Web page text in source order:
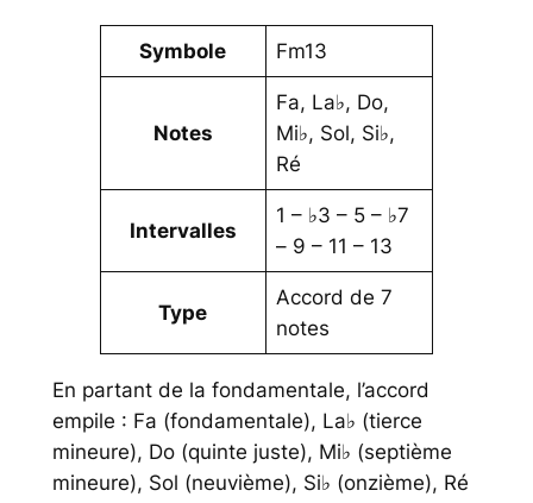
Symbole Fm13
Notes
Fa, La♭, Do,
Mi♭, Sol, Si♭,
Ré
Intervalles
1 – ♭3 – 5 – ♭7
– 9 – 11 – 13
Type
Accord de 7
notes
En partant de la fondamentale, l’accord
empile : Fa (fondamentale), La♭ (tierce
mineure), Do (quinte juste), Mi♭ (septième
mineure), Sol (neuvième), Si♭ (onzième), Ré